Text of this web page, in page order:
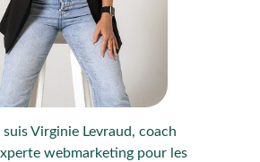
suis Virginie Levraud, coach
webmarketing pour les